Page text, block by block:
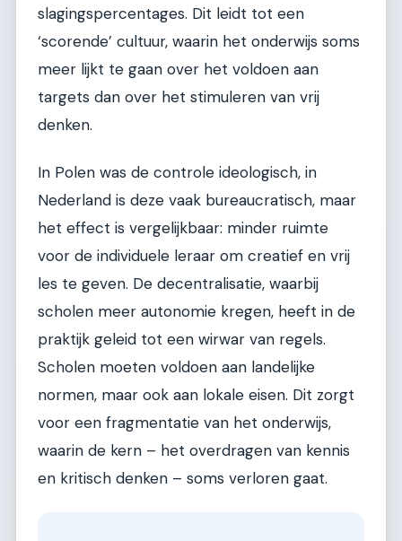
slagingspercentages. Dit leidt tot een
‘scorende’ cultuur, waarin het onderwijs soms
meer lijkt te gaan over het voldoen aan
targets dan over het stimuleren van vrij
denken.
In Polen was de controle ideologisch, in
Nederland is deze vaak bureaucratisch, maar
het effect is vergelijkbaar: minder ruimte
voor de individuele leraar om creatief en vrij
les te geven. De decentralisatie, waarbij
scholen meer autonomie kregen, heeft in de
praktijk geleid tot een wirwar van regels.
Scholen moeten voldoen aan landelijke
normen, maar ook aan lokale eisen. Dit zorgt
voor een fragmentatie van het onderwijs,
waarin de kern – het overdragen van kennis
en kritisch denken – soms verloren gaat.